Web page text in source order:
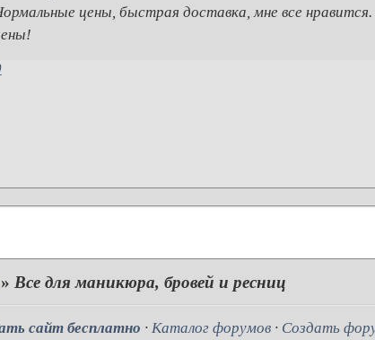
цены, быстрая доставка, мне все
» Все для маникюра, бровей и ресниц
сайт бесплатно · Каталог форумов · Создать